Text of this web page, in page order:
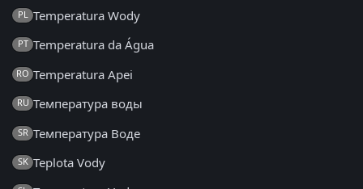
PL Temperatura Wody
PT Temperatura da Água
RO Temperatura Apei
RU Температура воды
SR Температура Воде
SK Teplota Vody